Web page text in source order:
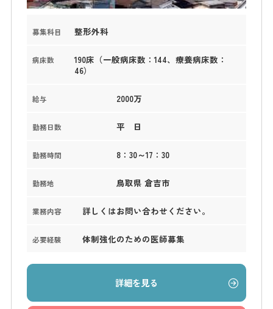
募集科目 整形外科
病床数
190床（一般病床数：144、療養病床数：
46）
給与 2000万
勤務日数 平 日
勤務時間 8：30～17：30
勤務地 鳥取県 倉吉市
業務内容 詳しくはお問い合わせください。
必要経験 体制強化のための医師募集
詳細を見る